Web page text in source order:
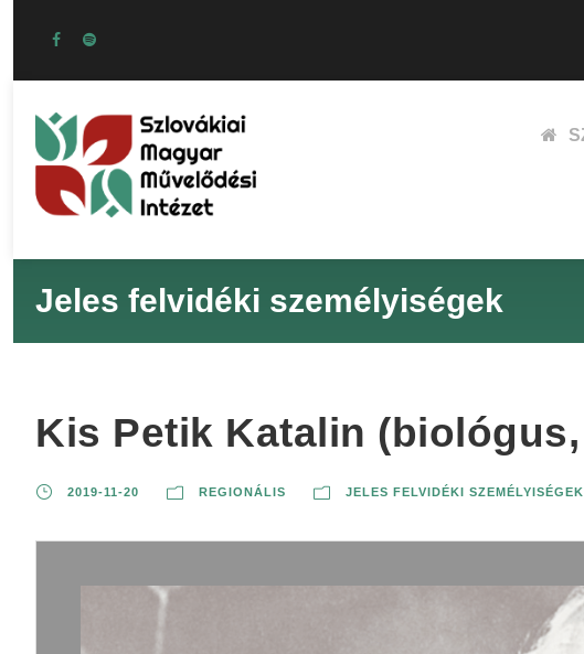
Jeles felvidéki személyiségek
Kis Petik Katalin
2019-11-20 REGIONÁLIS JELES FELVIDÉKI SZEMÉLYISÉGEK